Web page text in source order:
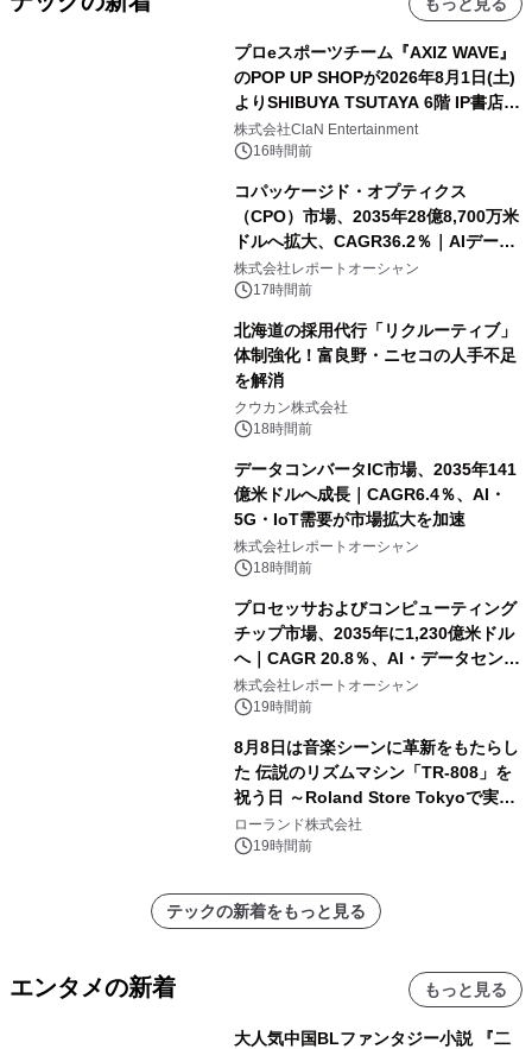
プロeスポーツチーム『AXIZ WAVE』
のPOP UP SHOPが2026年8月1日(土)
よりSHIBUYA TSUTAYA 6階 IP書店で
開催決定！！
株式会社ClaN Entertainment
16時間前
コパッケージド・オプティクス
（CPO）市場、2035年28億8,700万米
ドルへ拡大、CAGR36.2％｜AIデータ
センター・高速光通信需要が成長を加
速
株式会社レポートオーシャン
17時間前
北海道の採用代行「リクルーティブ」
体制強化！富良野・ニセコの人手不足
を解消
クウカン株式会社
18時間前
データコンバータIC市場、2035年141
億米ドルへ成長｜CAGR6.4％、AI・
5G・IoT需要が市場拡大を加速
株式会社レポートオーシャン
18時間前
プロセッサおよびコンピューティング
チップ市場、2035年に1,230億米ドル
へ｜CAGR 20.8％、AI・データセンタ
ー需要が成長を牽引
株式会社レポートオーシャン
19時間前
8月8日は音楽シーンに革新をもたらし
た 伝説のリズムマシン「TR-808」を
祝う日 ～Roland Store Tokyoで実機
を展示しての 記念キャンペーンを開
催 英国ラジオ「NTS」の 特別プログ
アーティストを フィーチャーしたアニ
メーションを公開～
ローランド株式会社
19時間前
テックの新着をもっと見る
エンタメの新着 もっと見る
大人気中国BLファンタジー小説 『二